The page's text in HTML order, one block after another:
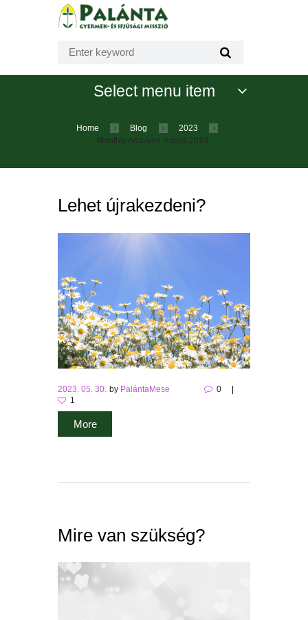
Select menu item
Home Blog
2023
Monthly Archives: május 2023
Lehet újrakezdeni?
2023. 05. 30. by PalántaMese
0
1
More
Mire van szükség?